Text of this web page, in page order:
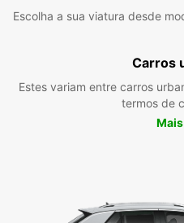
Escolha a sua viatura desde
Carros
Estes variam entre carros
termos de